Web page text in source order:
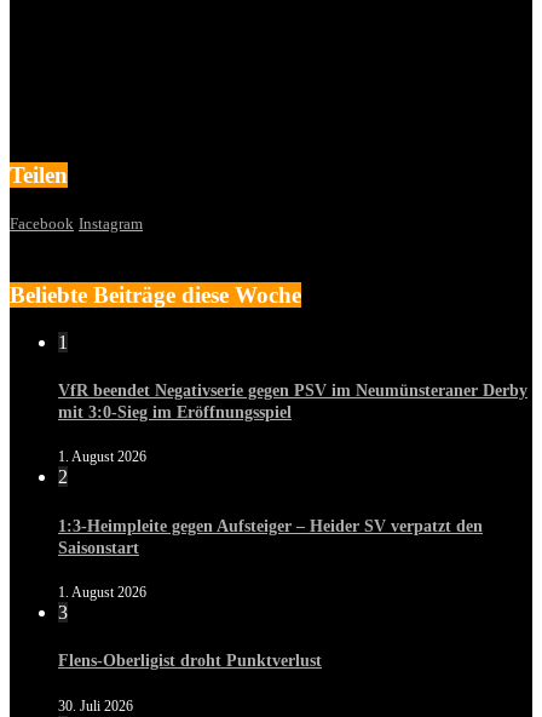
Teilen
Facebook Instagram
Beliebte Beiträge diese Woche
1
VfR beendet Negativserie gegen PSV im Neumünsteraner Derby
mit 3:0-Sieg im Eröffnungsspiel
1. August 2026
2
1:3-Heimpleite gegen Aufsteiger – Heider SV verpatzt den
Saisonstart
1. August 2026
3
Flens-Oberligist droht Punktverlust
30. Juli 2026